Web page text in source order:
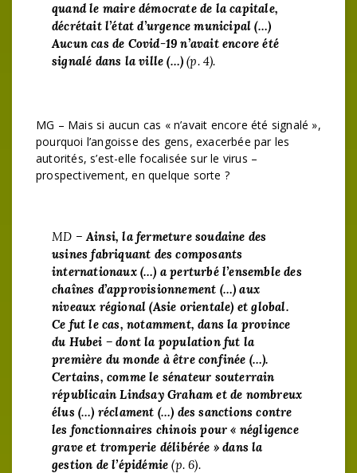
quand le maire démocrate de la capitale,
décrétait l’état d’urgence municipal (…)
Aucun cas de Covid-19 n’avait encore été
signalé dans la ville (…) (p. 4).
MG – Mais si aucun cas « n’avait encore été signalé »,
pourquoi l’angoisse des gens, exacerbée par les
autorités, s’est-elle focalisée sur le virus –
prospectivement, en quelque sorte ?
MD – Ainsi, la fermeture soudaine des
usines fabriquant des composants
internationaux (…) a perturbé l’ensemble des
chaînes d’approvisionnement (…) aux
niveaux régional (Asie orientale) et global.
Ce fut le cas, notamment, dans la province
du Hubei – dont la population fut la
première du monde à être confinée (…).
Certains, comme le sénateur souterrain
républicain Lindsay Graham et de nombreux
élus (…) réclament (…) des sanctions contre
les fonctionnaires chinois pour « négligence
grave et tromperie délibérée » dans la
gestion de l’épidémie(p. 6).